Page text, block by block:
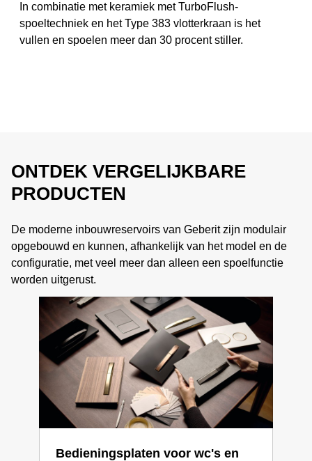
In combinatie met keramiek met TurboFlush-
spoeltechniek en het Type 383 vlotterkraan is het
vullen en spoelen meer dan 30 procent stiller.
ONTDEK VERGELIJKBARE
PRODUCTEN
De moderne inbouwreservoirs van Geberit zijn modulair
opgebouwd en kunnen, afhankelijk van het model en de
configuratie, met veel meer dan alleen een spoelfunctie
worden uitgerust.
Bedieningsplaten voor wc's en